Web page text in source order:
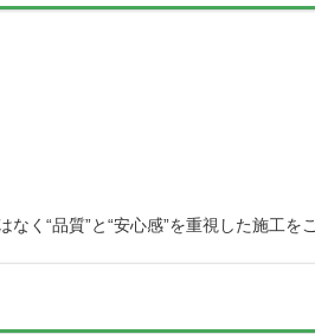
く“品質”と“安心感”を重視した施工を